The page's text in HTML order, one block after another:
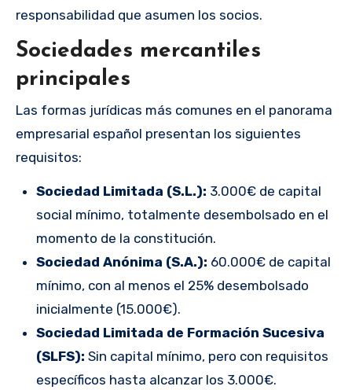
responsabilidad que asumen los socios.
Sociedades mercantiles
principales
Las formas jurídicas más comunes en el panorama
empresarial español presentan los siguientes
requisitos:
Sociedad Limitada (S.L.): 3.000€ de capital
social mínimo, totalmente desembolsado en el
momento de la constitución.
Sociedad Anónima (S.A.): 60.000€ de capital
mínimo, con al menos el 25% desembolsado
inicialmente (15.000€).
Sociedad Limitada de Formación Sucesiva
(SLFS): Sin capital mínimo, pero con requisitos
específicos hasta alcanzar los 3.000€.